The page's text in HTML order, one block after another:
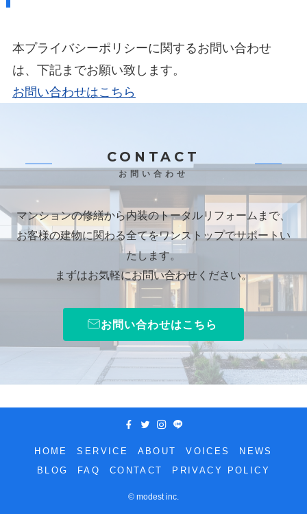
本プライバシーポリシーに関するお問い合わせ
は、下記までお願い致します。
お問い合わせはこちら
CONTACT
お問い合わせ
マンションの修繕から内装のトータルリフォームまで、
お客様の建物に関わる全てをワンストップでサポートい
たします。
まずはお気軽にお問い合わせください。
お問い合わせはこちら
HOME SERVICE ABOUT VOICES
NEWS
BLOG
FAQ CONTACT PRIVACY POLICY
© modest inc.